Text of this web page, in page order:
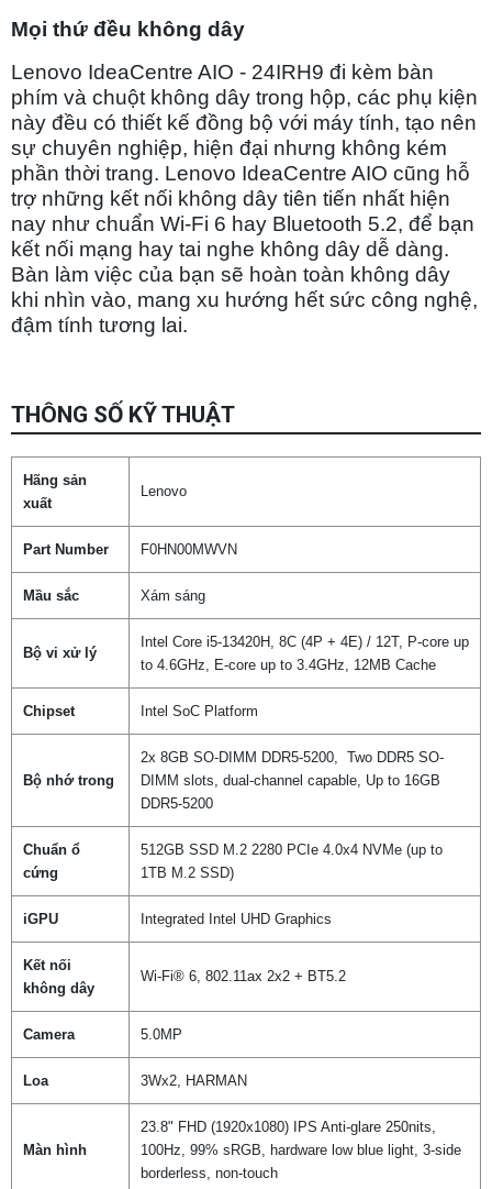
Mọi thứ đều không dây
Lenovo IdeaCentre AIO - 24IRH9 đi kèm bàn
phím và chuột không dây trong hộp, các phụ kiện
này đều có thiết kế đồng bộ với máy tính, tạo nên
sự chuyên nghiệp, hiện đại nhưng không kém
phần thời trang. Lenovo IdeaCentre AIO cũng hỗ
trợ những kết nối không dây tiên tiến nhất hiện
nay như chuẩn Wi-Fi 6 hay Bluetooth 5.2, để bạn
kết nối mạng hay tai nghe không dây dễ dàng.
Bàn làm việc của bạn sẽ hoàn toàn không dây
khi nhìn vào, mang xu hướng hết sức công nghệ,
đậm tính tương lai.
THÔNG SỐ KỸ THUẬT
Hãng sản
xuất
Lenovo
Part Number F0HN00MWVN
Mầu sắc Xám sáng
Bộ vi xử lý
Intel Core i5-13420H, 8C (4P + 4E) / 12T, P-core up
to 4.6GHz, E-core up to 3.4GHz, 12MB Cache
Chipset Intel SoC Platform
Bộ nhớ trong
2x 8GB SO-DIMM DDR5-5200, Two DDR5 SO-
DIMM slots, dual-channel capable, Up to 16GB
DDR5-5200
Chuẩn ổ
cứng
512GB SSD M.2 2280 PCIe 4.0x4 NVMe (up to
1TB M.2 SSD)
iGPU Integrated Intel UHD Graphics
Kết nối
không dây
Wi-Fi® 6, 802.11ax 2x2 + BT5.2
Camera 5.0MP
Loa 3Wx2, HARMAN
Màn hình
23.8" FHD (1920x1080) IPS Anti-glare 250nits,
100Hz, 99% sRGB, hardware low blue light, 3-side
borderless, non-touch